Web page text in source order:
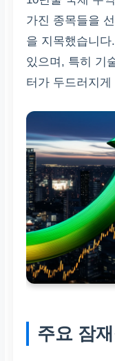
가진 종목들을
을 지목했습니
있으며, 특히 기
터가 두드러지
주요 잠